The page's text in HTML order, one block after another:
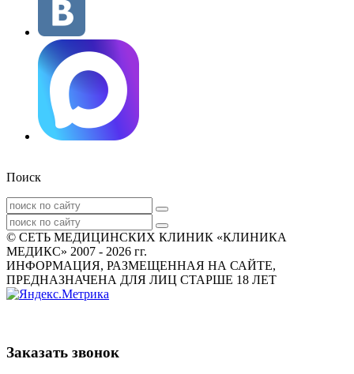
Поиск
© СЕТЬ МЕДИЦИНСКИХ КЛИНИК «КЛИНИКА
МЕДИКС» 2007 - 2026 гг.
ИНФОРМАЦИЯ, РАЗМЕЩЕННАЯ НА САЙТЕ,
ПРЕДНАЗНАЧЕНА ДЛЯ ЛИЦ СТАРШЕ 18 ЛЕТ
Заказать звонок